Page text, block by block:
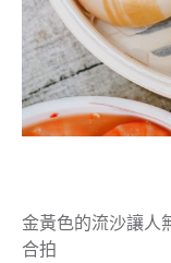
金黃色的流沙讓人
合拍